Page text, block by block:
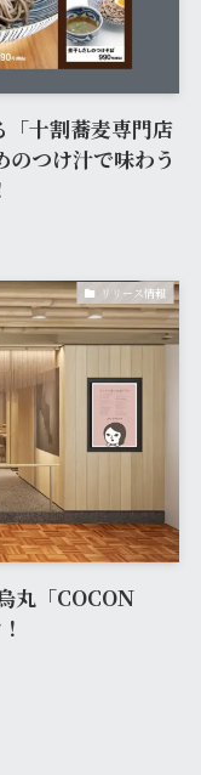
十割蕎麦専門店
つけ汁で味わう
リリース情報
丸「COCON